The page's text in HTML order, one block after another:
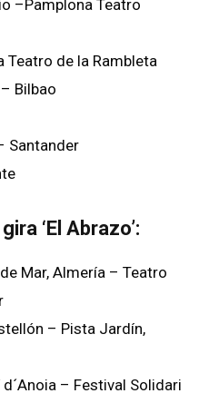
–Pamplona Teatro
Teatro de la Rambleta
Bilbao
Santander
‘El Abrazo’:
Mar, Almería – Teatro
– Pista Jardín,
– Festival Solidari